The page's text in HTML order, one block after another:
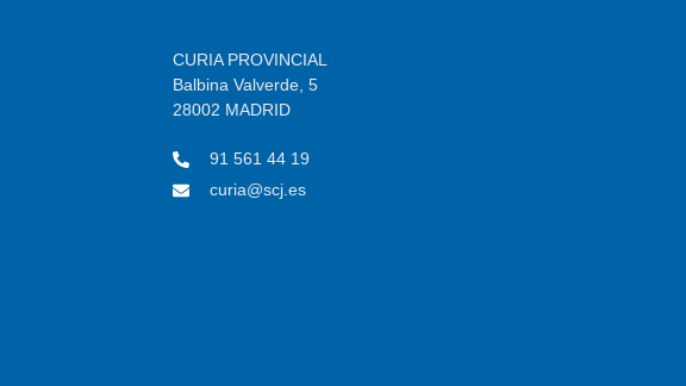
CURIA PROVINCIAL
Balbina Valverde, 5
28002 MADRID
91 561 44 19
curia@scj.es